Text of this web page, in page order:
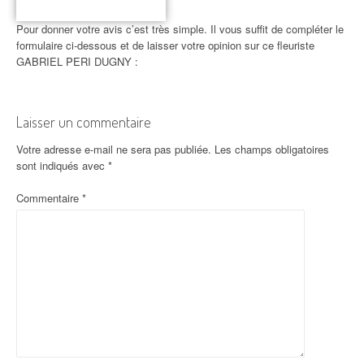
Pour donner votre avis c’est très simple. Il vous suffit de compléter le
formulaire ci-dessous et de laisser votre opinion sur ce fleuriste
GABRIEL PERI DUGNY :
Laisser un commentaire
Votre adresse e-mail ne sera pas publiée. Les champs obligatoires
sont indiqués avec *
Commentaire *